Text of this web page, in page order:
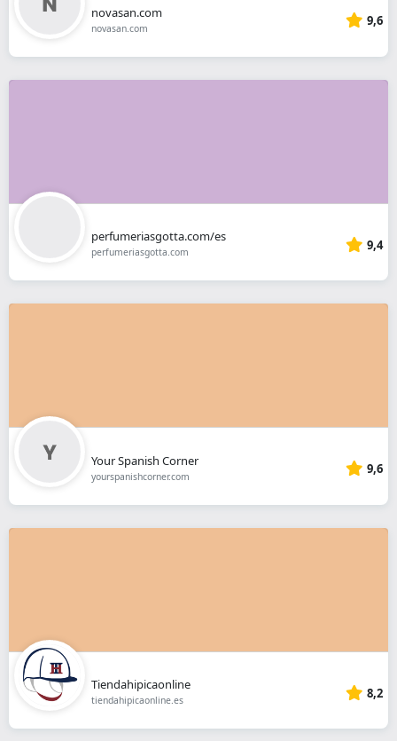
novasan.com
novasan.com 9,6
perfumeriasgotta.com/es
perfumeriasgotta.com 9,4
Your Spanish Corner
yourspanishcorner.com 9,6
Tiendahipicaonline
tiendahipicaonline.es 8,2